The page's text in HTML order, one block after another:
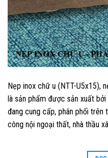
Nẹp inox chữ u (NTT-U5x15),
là sản phẩm được sản xuất
đang cung cấp, phân phối
công nội ngoại thất, nhà thầu